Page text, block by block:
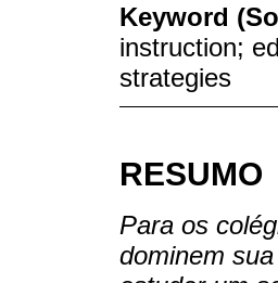
Keyword
instruction;
strategies
RESUMO
Para os
dominem